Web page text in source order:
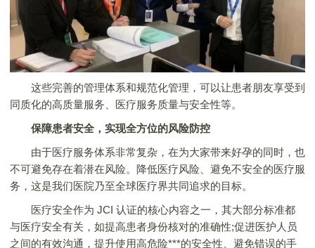
这些完善的管理体系和规范化管理，可以让患者朋友享受到
同质化的高质量服务、医疗服务质量与安全性等。
保障患者安全，实现全方位的风险防控
由于医疗服务体系非常复杂，在为大家带来好孕的同时，也
不可避免存在着潜在风险。降低医疗风险、避免不安全的医疗服
务，这是我们医院乃至全球医疗界共同追求的目标。
医疗安全作为 JCI 认证的核心内容之一，其大部分标准都
与医疗安全有关，如提高患者身份核对的准确性;促进医护人员
之间的有效沟通，提升使用高危险***的安全性、避免错误的手